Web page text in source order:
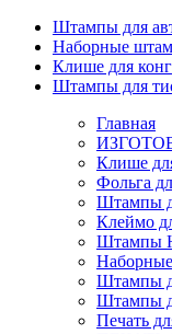
Штампы для
Наборные
Клише для
Штампы для
Главная
Клише
Фольга
Штампы
Клеймо
Штампы
Штампы
Штампы
Печать